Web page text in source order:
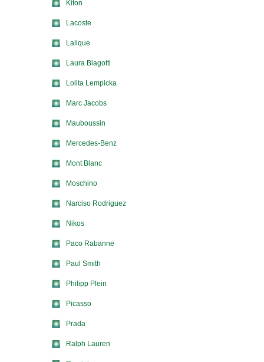
Kiton
Lacoste
Lalique
Laura Biagotti
Lolita Lempicka
Marc Jacobs
Mauboussin
Mercedes-Benz
Mont Blanc
Moschino
Narciso Rodriguez
Nikos
Paco Rabanne
Paul Smith
Philipp Plein
Picasso
Prada
Ralph Lauren